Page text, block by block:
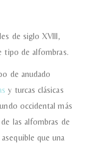
de siglo XVIII,
tipo de alfombras.
de anudado
y turcas clásicas
occidental más
las alfombras de
que una